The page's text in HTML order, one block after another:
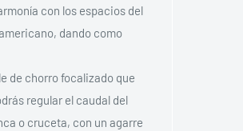
con los espacios del
dando como
de chorro focalizado que
regular el caudal del
o cruceta, con un agarre